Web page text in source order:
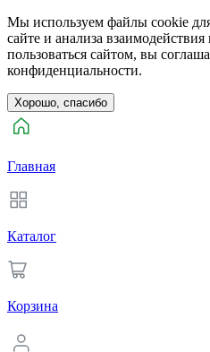
Мы используем файлы cookie
сайте и анализа
пользоваться сайтом, вы
конфиденциальности.
Хорошо, спасибо
Главная
Каталог
Корзина